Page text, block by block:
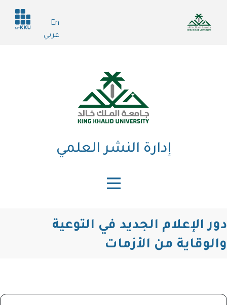
المحتوى
En
عربي
Header
services
إدارة النشر العلمي
دور الإعلام الجديد في التوعية
والوقاية من الأزمات